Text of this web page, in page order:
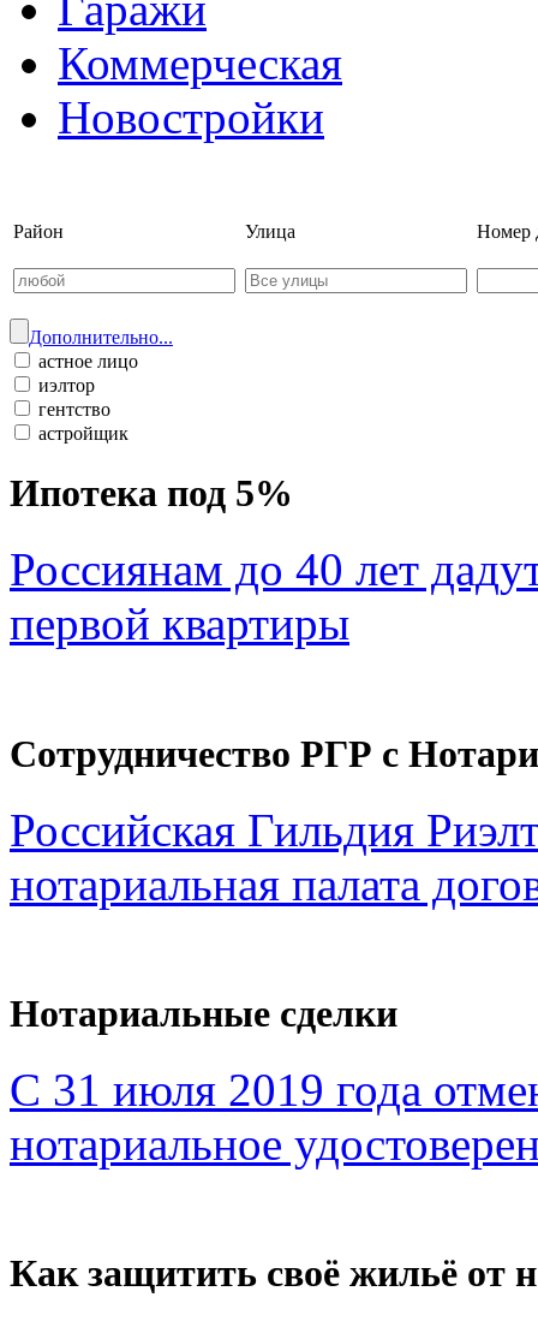
Коммерческая
Новостройки
Район Улица Номер
Дополнительно...
астное лицо
иэлтор
гентство
астройщик
Ипотека под 5%
Россиянам до 40 лет
первой квартиры
Сотрудничество РГР с
Российская Гильдия
нотариальная палата
Нотариальные сделки
С 31 июля 2019 года
нотариальное
Как защитить своё жильё от